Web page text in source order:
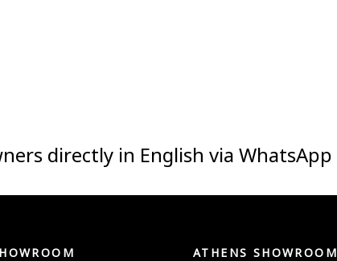
directly in English via WhatsApp
ATHENS SHOWROOM